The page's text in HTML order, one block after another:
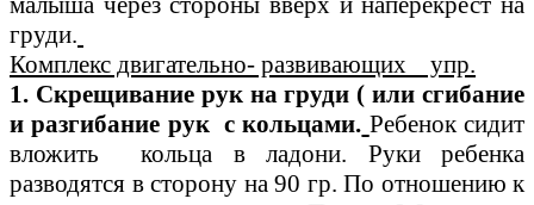
груди.
Комплекс двигательно- развивающих упр.
1. Скрещивание рук на груди ( или сгибание
и разгибание рук с кольцами. Ребенок сидит
вложить кольца в ладони. Руки ребенка
разводятся в сторону на 90 гр. По отношению к